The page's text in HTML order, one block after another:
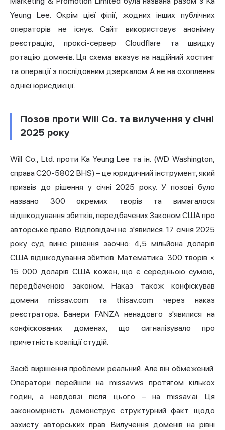
Yeung Lee. Окрім цієї філії, жодних інших публічних
операторів не існує. Сайт використовує анонімну
реєстрацію, проксі-сервер Cloudflare та швидку
ротацію доменів. Ця схема вказує на надійний хостинг
та операції з послідовним дзеркалом. А не на охоплення
однієї юрисдикції.
Позов проти Will Co. та вилучення у січні
2025 року
Will Co., Ltd. проти Ka Yeung Lee та ін. (WD Washington,
справа C20-5802 BHS) – це юридичний інструмент, який
призвів до рішення у січні 2025 року. У позові було
названо 300 окремих творів та вимагалося
відшкодування збитків, передбачених Законом США про
авторське право. Відповідачі не з'явилися. 17 січня 2025
року суд виніс рішення заочно: 4,5 мільйона доларів
США відшкодування збитків. Математика: 300 творів ×
15 000 доларів США кожен, що є середньою сумою,
передбаченою законом. Наказ також конфіскував
домени missav.com та thisav.com через наказ
реєстратора. Банери FANZA ненадовго з'явилися на
конфіскованих доменах, що сигналізувало про
причетність коаліції студій.
Засіб вирішення проблеми реальний. Але він обмежений.
Оператори перейшли на missav.ws протягом кількох
годин, а невдовзі після цього – на missav.ai. Ця
закономірність демонструє структурний факт щодо
захисту авторських прав. Вилучення доменів на рівні